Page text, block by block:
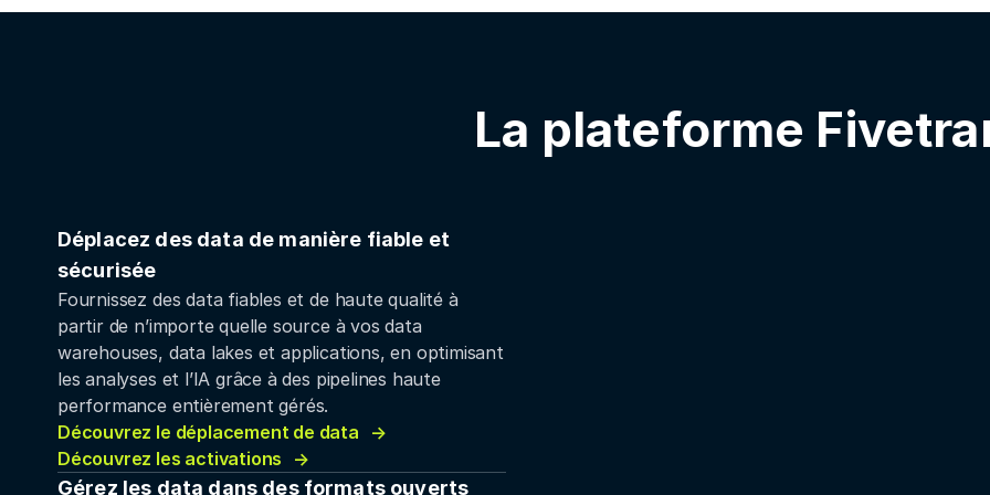
La plateforme
Déplacez des data de manière fiable et
sécurisée
Fournissez des data fiables et de haute qualité à
partir de n’importe quelle source à vos data
warehouses, data lakes et applications, en optimisant
les analyses et l’IA grâce à des pipelines haute
performance entièrement gérés.
Découvrez le déplacement de data
Découvrez les activations
Gérez les data dans des formats ouverts